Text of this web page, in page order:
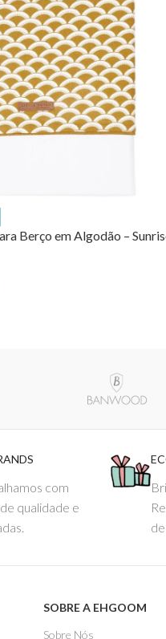
Berço em Algodão –
com
qualidade e
SOBRE A EHGOOM
Sobre Nós